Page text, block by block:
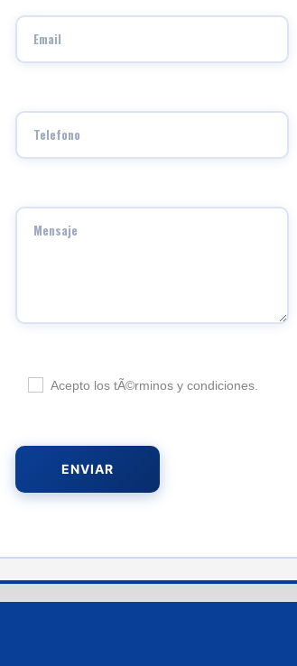
Acepto los tÃ©rminos y condiciones.